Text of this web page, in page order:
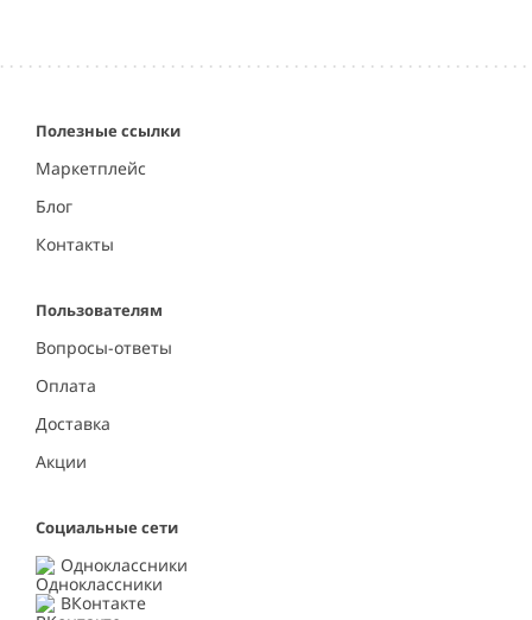
5
Полезные ссылки
Маркетплейс
Блог
Контакты
Пользователям
Вопросы-ответы
Оплата
Доставка
Акции
Социальные сети
Одноклассники
ВКонтакте